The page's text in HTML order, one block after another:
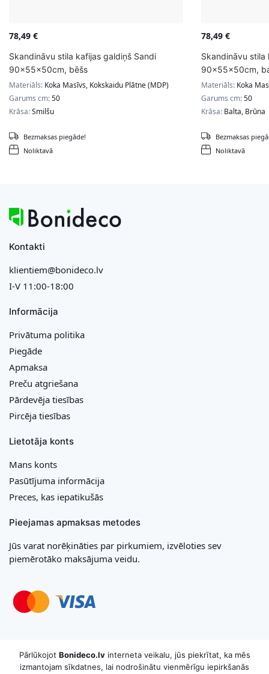
78,49 €
Skandināvu stila kafijas galdiņš Sandi
90x55x50cm, bēšs
Materiāls: Koka Masīvs, Kokskaidu Plātne (MDP)
Garums cm:50
Krāsa:Smilšu
Noliktavā
Bezmaksas piegāde!
78,49 €
Skandināvu stila
90x55x50cm,
Materiāls: Koka
Garums cm:50
Krāsa: Balta, Brūna
Noliktavā
Bezmaksas
Kontakti
klientiem@bonideco.lv
I-V 11:00-18:00
Informācija
Privātuma politika
Piegāde
Apmaksa
Preču atgriešana
Pārdevēja tiesības
Pircēja tiesības
Lietotāja konts
Mans konts
Pasūtījuma informācija
Preces, kas iepatikušās
Pieejamas apmaksas metodes
Jūs varat norēķināties par pirkumiem, izvēloties sev
piemērotāko maksājuma veidu.
Pārlūkojot Bonideco.lvinterneta veikalu, jūs piekrītat, ka mēs
izmantojam sīkdatnes, lai nodrošinātu vienmērīgu iepirkšanās